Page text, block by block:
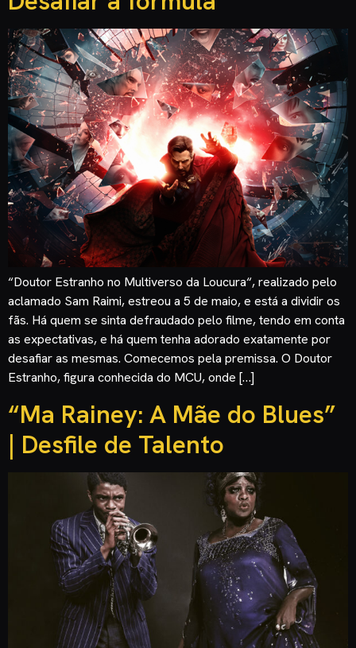
“Doutor Estranho no Multiverso da Loucura“, realizado pelo
aclamado Sam Raimi, estreou a 5 de maio, e está a dividir os
fãs. Há quem se sinta defraudado pelo filme, tendo em conta
as expectativas, e há quem tenha adorado exatamente por
desafiar as mesmas. Comecemos pela premissa. O Doutor
Estranho, figura conhecida do MCU, onde […]
“Ma Rainey: A Mãe do Blues”
| Desfile de Talento